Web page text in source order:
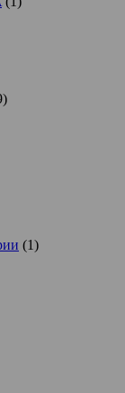
(1)